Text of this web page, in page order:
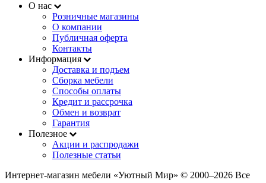
О нас
Розничные магазины
О компании
Публичная оферта
Контакты
Информация
Доставка и подъем
Сборка мебели
Способы оплаты
Кредит и рассрочка
Обмен и возврат
Гарантия
Полезное
Акции и распродажи
Полезные статьи
Интернет-магазин мебели «Уютный Мир» © 2000‒2026 Все